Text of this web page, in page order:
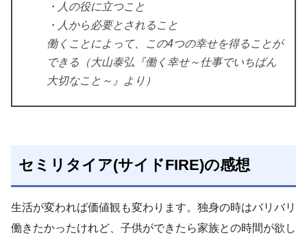
・人の役に立つこと
・人から必要とされること
働くことによって、この4つの幸せを得ることが
できる（大山泰弘『働く幸せ～仕事でいちばん
大切なこと～』より）
セミリタイア(サイドFIRE)の感想
生活が変われば価値観も変わります。独身の時はバリバリ
働きたかったけれど、子供ができたら家族との時間が欲し